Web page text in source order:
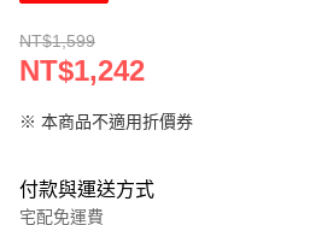
NT$1,599
NT$1,242
※ 本商品不適用折價券
付款與運送方式
宅配免運費